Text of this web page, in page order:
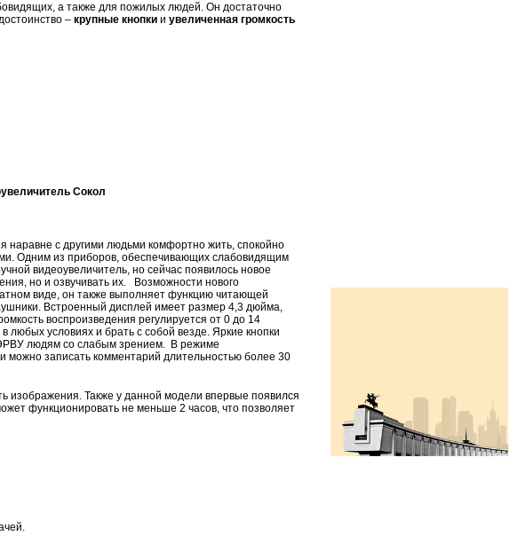
а также для пожилых людей. Он достаточно
– крупные кнопки и увеличенная громкость
Сокол
с другими людьми комфортно жить, спокойно
Одним из приборов, обеспечивающих слабовидящим
видеоувеличитель, но сейчас появилось новое
но и озвучивать их. Возможности нового
виде, он также выполняет функцию читающей
Встроенный дисплей имеет размер 4,3 дюйма,
воспроизведения регулируется от 0 до 14
любых условиях и брать с собой везде. Яркие кнопки
людям со слабым зрением. В режиме
записать комментарий длительностью более 30
изображения. Также у данной модели впервые появился
функционировать не меньше 2 часов, что позволяет